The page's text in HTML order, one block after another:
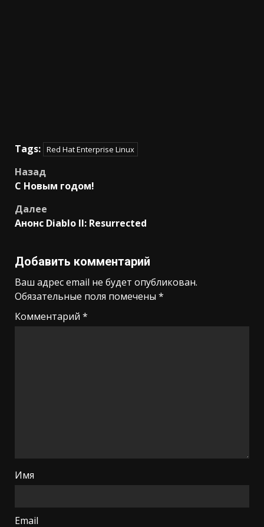
Tags: Red Hat Enterprise Linux
Post
Назад
С Новым годом!
Далее
Анонс Diablo II: Resurrected
Добавить комментарий
Ваш адрес email не будет опубликован.
Обязательные поля помечены *
Комментарий *
Имя
Email